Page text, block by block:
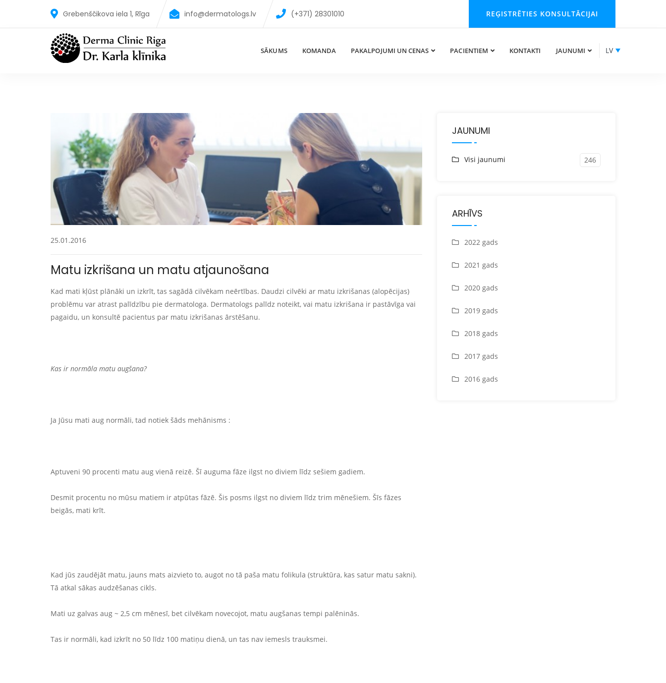
Grebenščikova iela 1, Rīga info@dermatologs.lv (+371) 28301010 REĢISTRĒTIES KONSULTĀCIJAI
LV
SĀKUMS KOMANDA PAKALPOJUMI UN CENAS PACIENTIEM KONTAKTI JAUNUMI
25.01.2016
Matu izkrišana un matu atjaunošana
Kad mati kļūst plānāki un izkrīt, tas sagādā cilvēkam neērtības. Daudzi cilvēki ar matu izkrišanas (alopēcijas)
problēmu var atrast palīdzību pie dermatologa. Dermatologs palīdz noteikt, vai matu izkrišana ir pastāvīga vai
pagaidu, un konsultē pacientus par matu izkrišanas ārstēšanu.
Kas ir normāla matu augšana?
Ja Jūsu mati aug normāli, tad notiek šāds mehānisms :
Aptuveni 90 procenti matu aug vienā reizē. Šī auguma fāze ilgst no diviem līdz sešiem gadiem.
Desmit procentu no mūsu matiem ir atpūtas fāzē. Šis posms ilgst no diviem līdz trim mēnešiem. Šīs fāzes
beigās, mati krīt.
Kad jūs zaudējāt matu, jauns mats aizvieto to, augot no tā paša matu folikula (struktūra, kas satur matu sakni).
Tā atkal sākas audzēšanas cikls.
Mati uz galvas aug ~ 2,5 cm mēnesī, bet cilvēkam novecojot, matu augšanas tempi palēninās.
Tas ir normāli, kad izkrīt no 50 līdz 100 matiņu dienā, un tas nav iemesls trauksmei.
JAUNUMI
Visi jaunumi 246
ARHĪVS
2022 gads
2021 gads
2020 gads
2019 gads
2018 gads
2017 gads
2016 gads